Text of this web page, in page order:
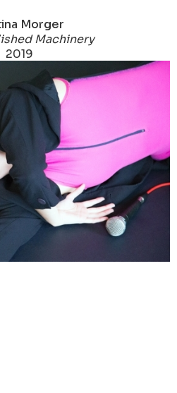
Morger
Machinery
2019